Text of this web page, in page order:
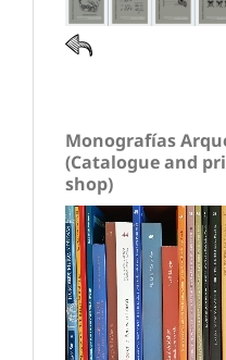
Monografías
(Catalogue and
shop)